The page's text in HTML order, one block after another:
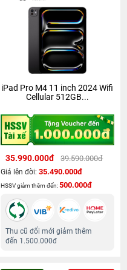
iPad Pro M4 11 inch 2024 Wifi
Cellular 512GB...
35.990.000đ 39.590.000đ
Giá lên đời: 35.490.000đ
HSSV giảm thêm đến:500.000đ
Thu cũ đổi mới giảm thêm
đến 1.500.000đ